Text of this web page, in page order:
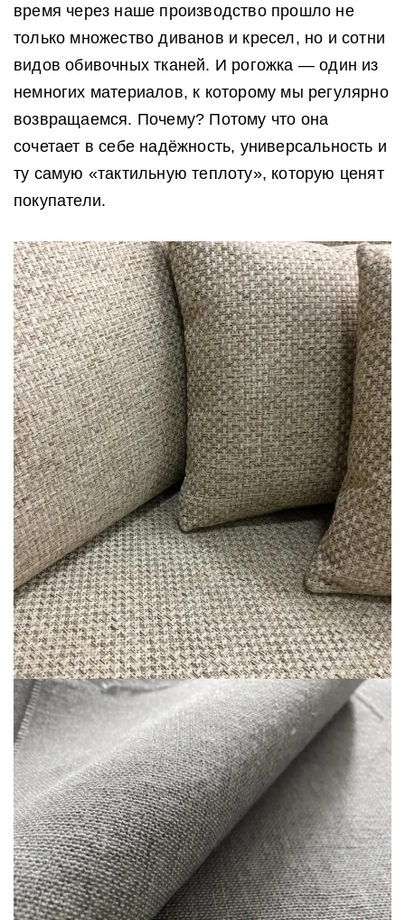
время через наше производство прошло не
только множество диванов и кресел, но и сотни
видов обивочных тканей. И рогожка — один из
немногих материалов, к которому мы регулярно
возвращаемся. Почему? Потому что она
сочетает в себе надёжность, универсальность и
ту самую «тактильную теплоту», которую ценят
покупатели.
Диваны по назначению
Диваны для сна
Диван для офиса
Детский диван
Для хранения вещей
Диван-кровать
Ортопедические диваны
Кресла и пуфы
Кресла
Пуфы
Аксессуары для диванов
Топперы для диванов
Кровати с механизмом
Все матрасы
Односпальные матрасы
Двуспальные матрасы
Жесткие матрасы
Средние матрасы
Мягкие матрасы
Разносторонние матрасы
Беспружинные матрасы
Пружинные матрасы
Детские матрасы
Спальные гарнитуры
Комоды
Прикроватные тумбы
Туалетные столики
Пуфы
Товары для сна
Подушки
Топперы
Детские шкафы
Мебель для ТВ
Тумбы под ТВ
Кухонная мебель
Мягкие стулья